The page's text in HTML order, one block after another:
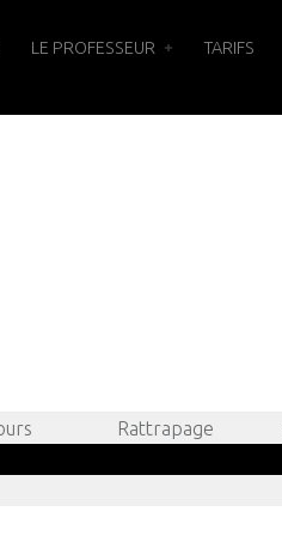
LE PROFESSEUR TARIFS
Rattrapage